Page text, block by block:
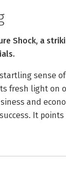
Shock, a
sense
fresh light on
and
It